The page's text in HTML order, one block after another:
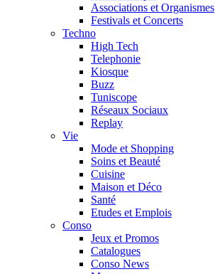
Associations et Organismes
Festivals et Concerts
Techno
High Tech
Telephonie
Kiosque
Buzz
Tuniscope
Réseaux Sociaux
Replay
Vie
Mode et Shopping
Soins et Beauté
Cuisine
Maison et Déco
Santé
Etudes et Emplois
Conso
Jeux et Promos
Catalogues
Conso News